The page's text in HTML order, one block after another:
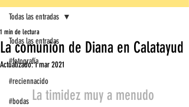
Todas las entradas
#fotografía
#reciennacido
#bodas
Todas las entradas
La comunión de Diana en Calatayud
1 min de lectura
Actualizado:1 mar 2021
La timidez muy a menudo